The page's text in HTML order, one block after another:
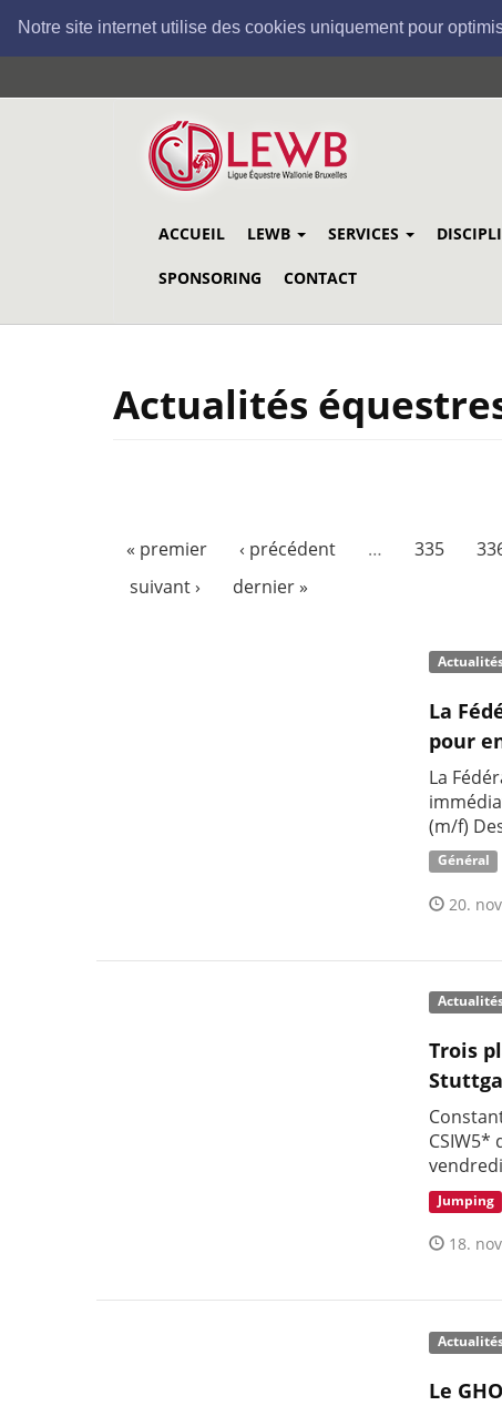
Notre site internet utilise des cookies uniquement pour
au
ACCUEIL LEWB SERVICES
SPONSORING CONTACT
Actualités
« premier ‹ précédent … 335
suivant ›
dernier »
La
pour
La
(m/f)
Général
20.
Trois
CSIW5*
Jumping
18.
Le